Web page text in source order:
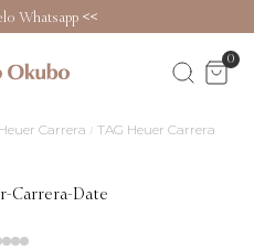
Whatsapp <<
0
Carrera
TAG Heuer Carrera